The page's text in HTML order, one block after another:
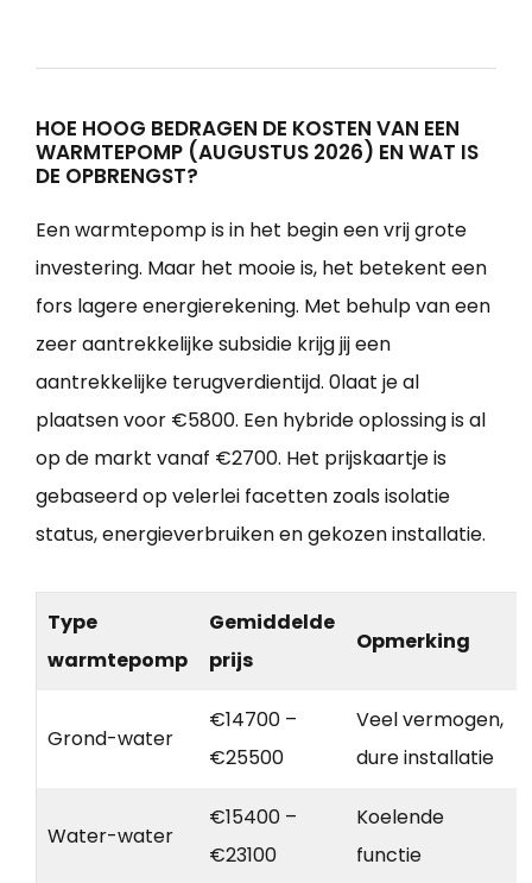
HOE HOOG BEDRAGEN DE KOSTEN VAN EEN
WARMTEPOMP (AUGUSTUS 2026) EN WAT IS
DE OPBRENGST?
Een warmtepomp is in het begin een vrij grote
investering. Maar het mooie is, het betekent een
fors lagere energierekening. Met behulp van een
zeer aantrekkelijke subsidie krijg jij een
aantrekkelijke terugverdientijd. 0laat je al
plaatsen voor €5800. Een hybride oplossing is al
op de markt vanaf €2700. Het prijskaartje is
gebaseerd op velerlei facetten zoals isolatie
status, energieverbruiken en gekozen installatie.
Type
warmtepomp
Gemiddelde
prijs
Opmerking
Grond-water
€14700 –
€25500
Veel vermogen,
dure installatie
Water-water
€15400 –
€23100
Koelende
functie